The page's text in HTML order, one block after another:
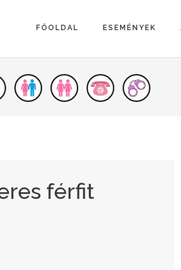
FŐOLDAL ESEMÉNYEK
férfit